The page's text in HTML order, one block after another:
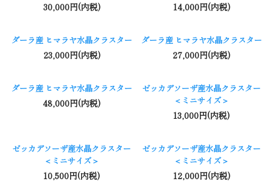
30,000円(内税) 14,000円(内税)
ダーラ産 ヒマラヤ水晶クラスター
23,000円(内税)
ダーラ産 ヒマラヤ水晶クラスター
27,000円(内税)
ダーラ産 ヒマラヤ水晶クラスター
48,000円(内税)
ゼッカデソーザ産水晶クラスター
＜ミニサイズ＞
13,000円(内税)
ゼッカデソーザ産水晶クラスター
＜ミニサイズ＞
10,500円(内税)
ゼッカデソーザ産水晶クラスター
＜ミニサイズ＞
12,000円(内税)